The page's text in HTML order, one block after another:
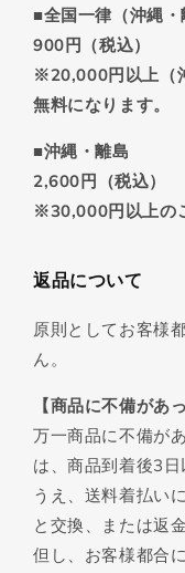
■全国一律（沖縄・
900円（税込）
※20,000円以上（
無料になります。
■沖縄・離島
2,600円（税込）
※30,000円以上の
返品について
原則としてお客様
ん。
【商品に不備があ
万一商品に不備が
は、商品到着後3
うえ、送料着払い
と交換、または返
但し、お客様都合